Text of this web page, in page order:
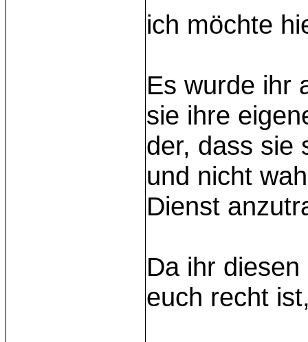
ich möchte
Es wurde ihr
sie ihre
der, dass sie
und nicht
Dienst
Da ihr
euch recht